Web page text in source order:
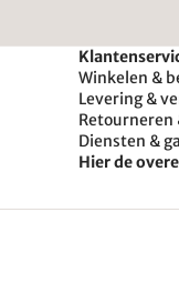
Winkelen &
Levering &
Retourneren
Diensten &
Hier de